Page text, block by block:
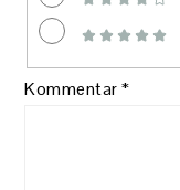
Kommentar*